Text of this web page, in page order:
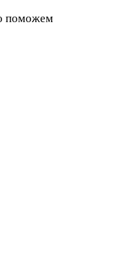
поможем